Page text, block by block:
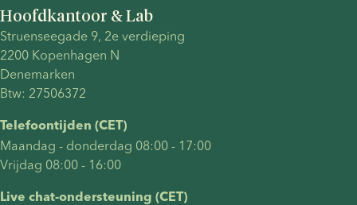
Hoofdkantoor & Lab
Struenseegade 9, 2e verdieping
2200 Kopenhagen N
Denemarken
Btw: 27506372
Telefoontijden (CET)
Maandag - donderdag 08:00 - 17:00
Vrijdag 08:00 - 16:00
Live chat-ondersteuning (CET)